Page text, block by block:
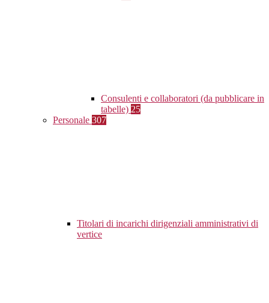
Consulenti e collaboratori (da pubblicare in
tabelle) 25
Personale 307
Titolari di incarichi dirigenziali amministrativi di
vertice